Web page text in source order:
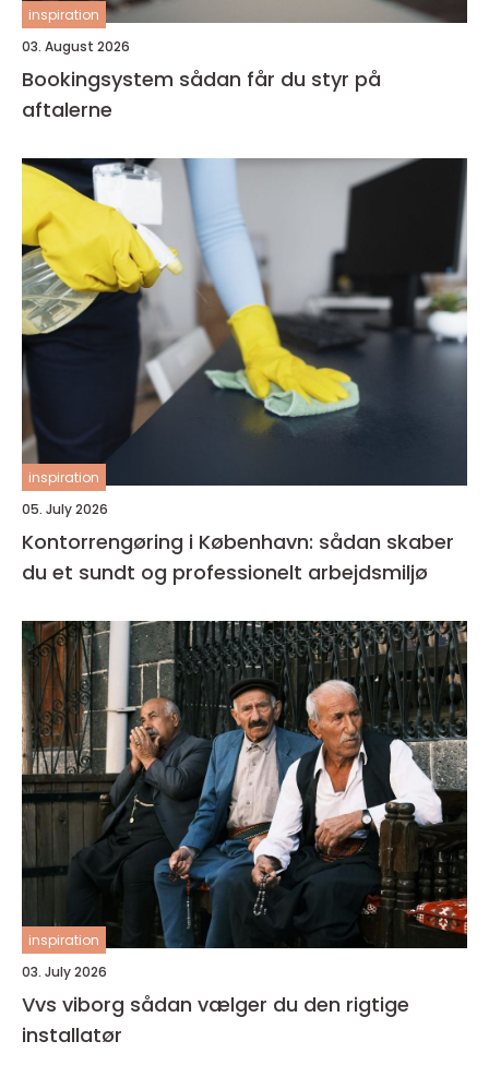
inspiration
03. August 2026
Bookingsystem sådan får du styr på
aftalerne
inspiration
05. July 2026
Kontorrengøring i København: sådan skaber
du et sundt og professionelt arbejdsmiljø
inspiration
03. July 2026
Vvs viborg sådan vælger du den rigtige
installatør